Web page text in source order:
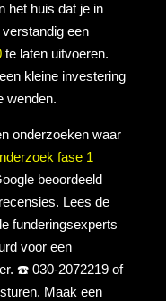
het huis dat je in
een
te laten uitvoeren.
kleine investering
wenden.
onderzoeken waar
fase 1
beoordeeld
Lees de
funderingsexperts
voor een
☎️ 030-2072219 of
Maak een